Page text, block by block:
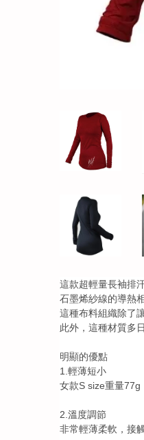
這款超輕量長袖排
石墨烯紗線的導熱
這種布料組織除了
此外，這種材質多
明顯的優點
1.輕薄短小
女款S size重量77g
2.溫度調節
非常輕薄柔軟，接